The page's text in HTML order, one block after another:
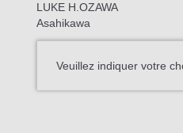
LUKE H.OZAWA
Asahikawa
Veuillez indiquer votre